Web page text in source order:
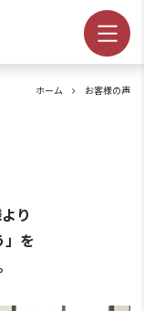
ホーム お客様の声
り
」を